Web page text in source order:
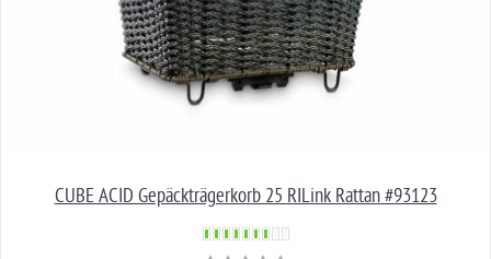
CUBE ACID Gepäckträgerkorb 25 RILink Rattan #93123